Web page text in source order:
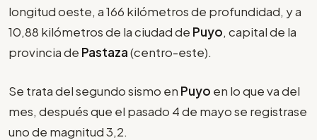
longitud oeste, a 166 kilómetros de profundidad, y a
10,88 kilómetros de la ciudad de Puyo, capital de la
provincia de Pastaza(centro-este).
Se trata del segundo sismo en Puyo en lo que va del
mes, después que el pasado 4 de mayo se registrase
uno de magnitud 3,2.